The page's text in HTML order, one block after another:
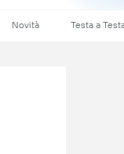
Novità Testa a